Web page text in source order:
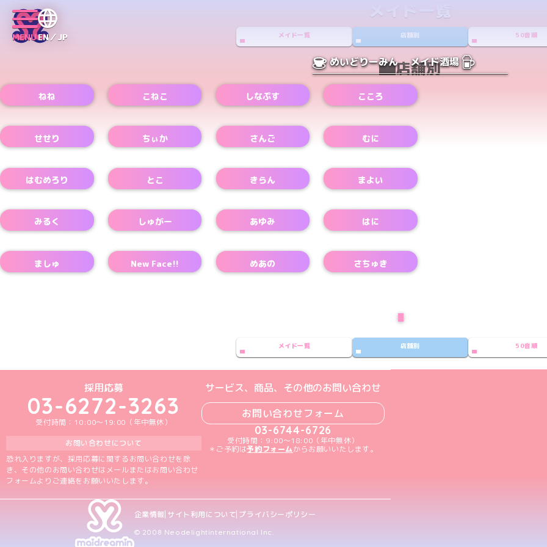
MENUEN／JP
めいどりーみん メイド酒場
メイド一覧
メイド一覧 店舗別 50音順
店舗別
ねね
こねこ
しなぷす
こころ
せせり
ちぃか
さんご
むに
はむめろり
とこ
きらん
まよい
みるく しゅがー あゆみ はに
ましゅ New Face!! めあの さちゅき
次のページ
メイド一覧 店舗別 50音順
めいどりーみんTikTok公式アカウント
めいどりーみんX公式アカウント
めいどりーみんInstagram公式アカウント
めいどりーみんFacebook公式アカウント
めいどりーみんYouTube公式アカウント
採用応募
03-6272-3263
受付時間：10:00～19:00（年中無休）
お問い合わせについて
恐れ入りますが、採用応募に関するお問い合わせを除
き、その他のお問い合わせはメールまたはお問い合わせ
フォームよりご連絡をお願いいたします。
サービス、商品、その他のお問い合わせ
お問い合わせフォーム
03-6744-6726
受付時間：9:00～18:00（年中無休）
＊ご予約は予約フォームからお願いいたします。
企業情報 サイト利用について プライバシーポリシー
© 2008 Neodelightinternational Inc.